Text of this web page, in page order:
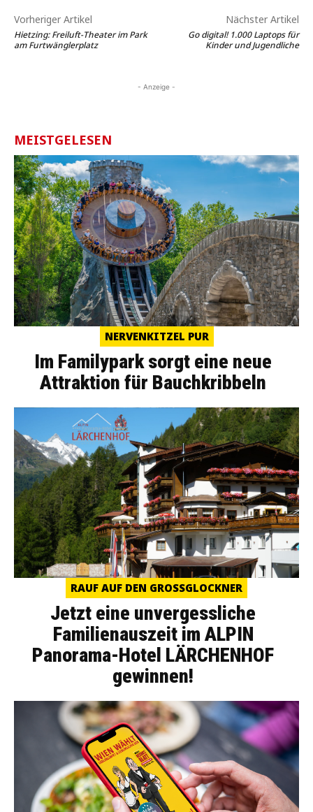
Vorheriger Artikel
Hietzing: Freiluft-Theater im Park
am Furtwänglerplatz
Nächster Artikel
Go digital! 1.000 Laptops für
Kinder und Jugendliche
- Anzeige -
MEISTGELESEN
NERVENKITZEL PUR
Im Familypark sorgt eine neue
Attraktion für Bauchkribbeln
RAUF AUF DEN GROSSGLOCKNER
Jetzt eine unvergessliche
Familienauszeit im ALPIN
Panorama-Hotel LÄRCHENHOF
gewinnen!